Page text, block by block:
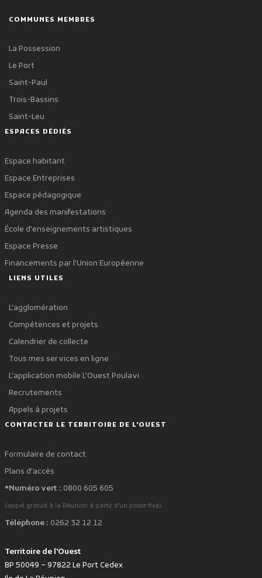
COMMUNES MEMBRES
La Possession
Le Port
Saint-Paul
Trois-Bassins
Saint-Leu
ESPACES DÉDIÉS
Espace habitant
Espace Entreprises
Espace pédagogique
Agenda des manifestations
École d'enseignements artistiques
Espace Presse
Financements par l'Union Européenne
LIENS UTILES
L'agglomération
Compétences et projets
Calendrier de collecte
Tous mes services en ligne
L'application mobile L'Ouest Poulavi
Recrutements
Appels à projets
CONTACTER LE TERRITOIRE DE L'OUEST
Formulaire de contact
Plans d'accès
*Numéro vert : 0800 605 605
(appel gratuit à la Réunion à partir d'un poste fixe).
Téléphone : 0262 32 12 12
Territoire de l'Ouest
BP 50049 – 97822 Le Port Cedex